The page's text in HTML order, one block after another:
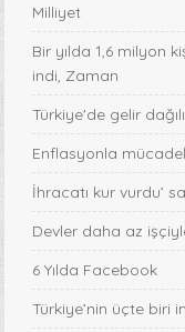
Milliyet
Bir yılda 1,6 milyon
indi, Zaman
Türkiye'de gelir
Enflasyonla
İhracatı kur vurdu’
Devler daha az
6 Yılda Facebook
Türkiye’nin üçte biri